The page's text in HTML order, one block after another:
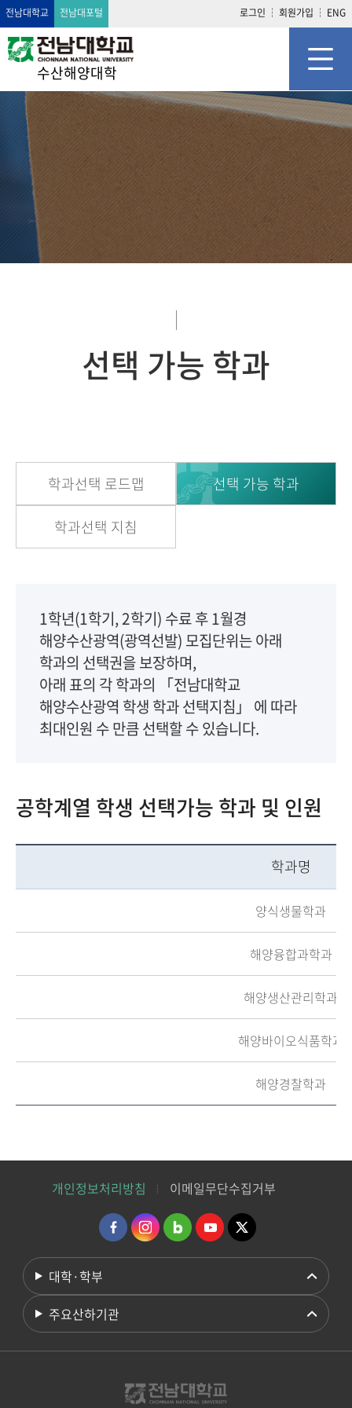
전남대학교 전남대포털 로그인 회원가입 ENG
수산해양대학
선택 가능 학과
학과선택 로드맵 선택 가능 학과
학과선택 지침
1학년(1학기, 2학기) 수료 후 1월경
해양수산광역(광역선발) 모집단위는 아래
학과의 선택권을 보장하며,
아래 표의 각 학과의 「전남대학교
해양수산광역 학생 학과 선택지침」 에 따라
최대인원 수 만큼 선택할 수 있습니다.
공학계열 학생 선택가능 학과 및 인원
학과명
양식생물학과
해양융합과학과
해양생산관리학과
해양바이오식품학과
해양경찰학과
개인정보처리방침 이메일무단수집거부
대학·학부
주요산하기관